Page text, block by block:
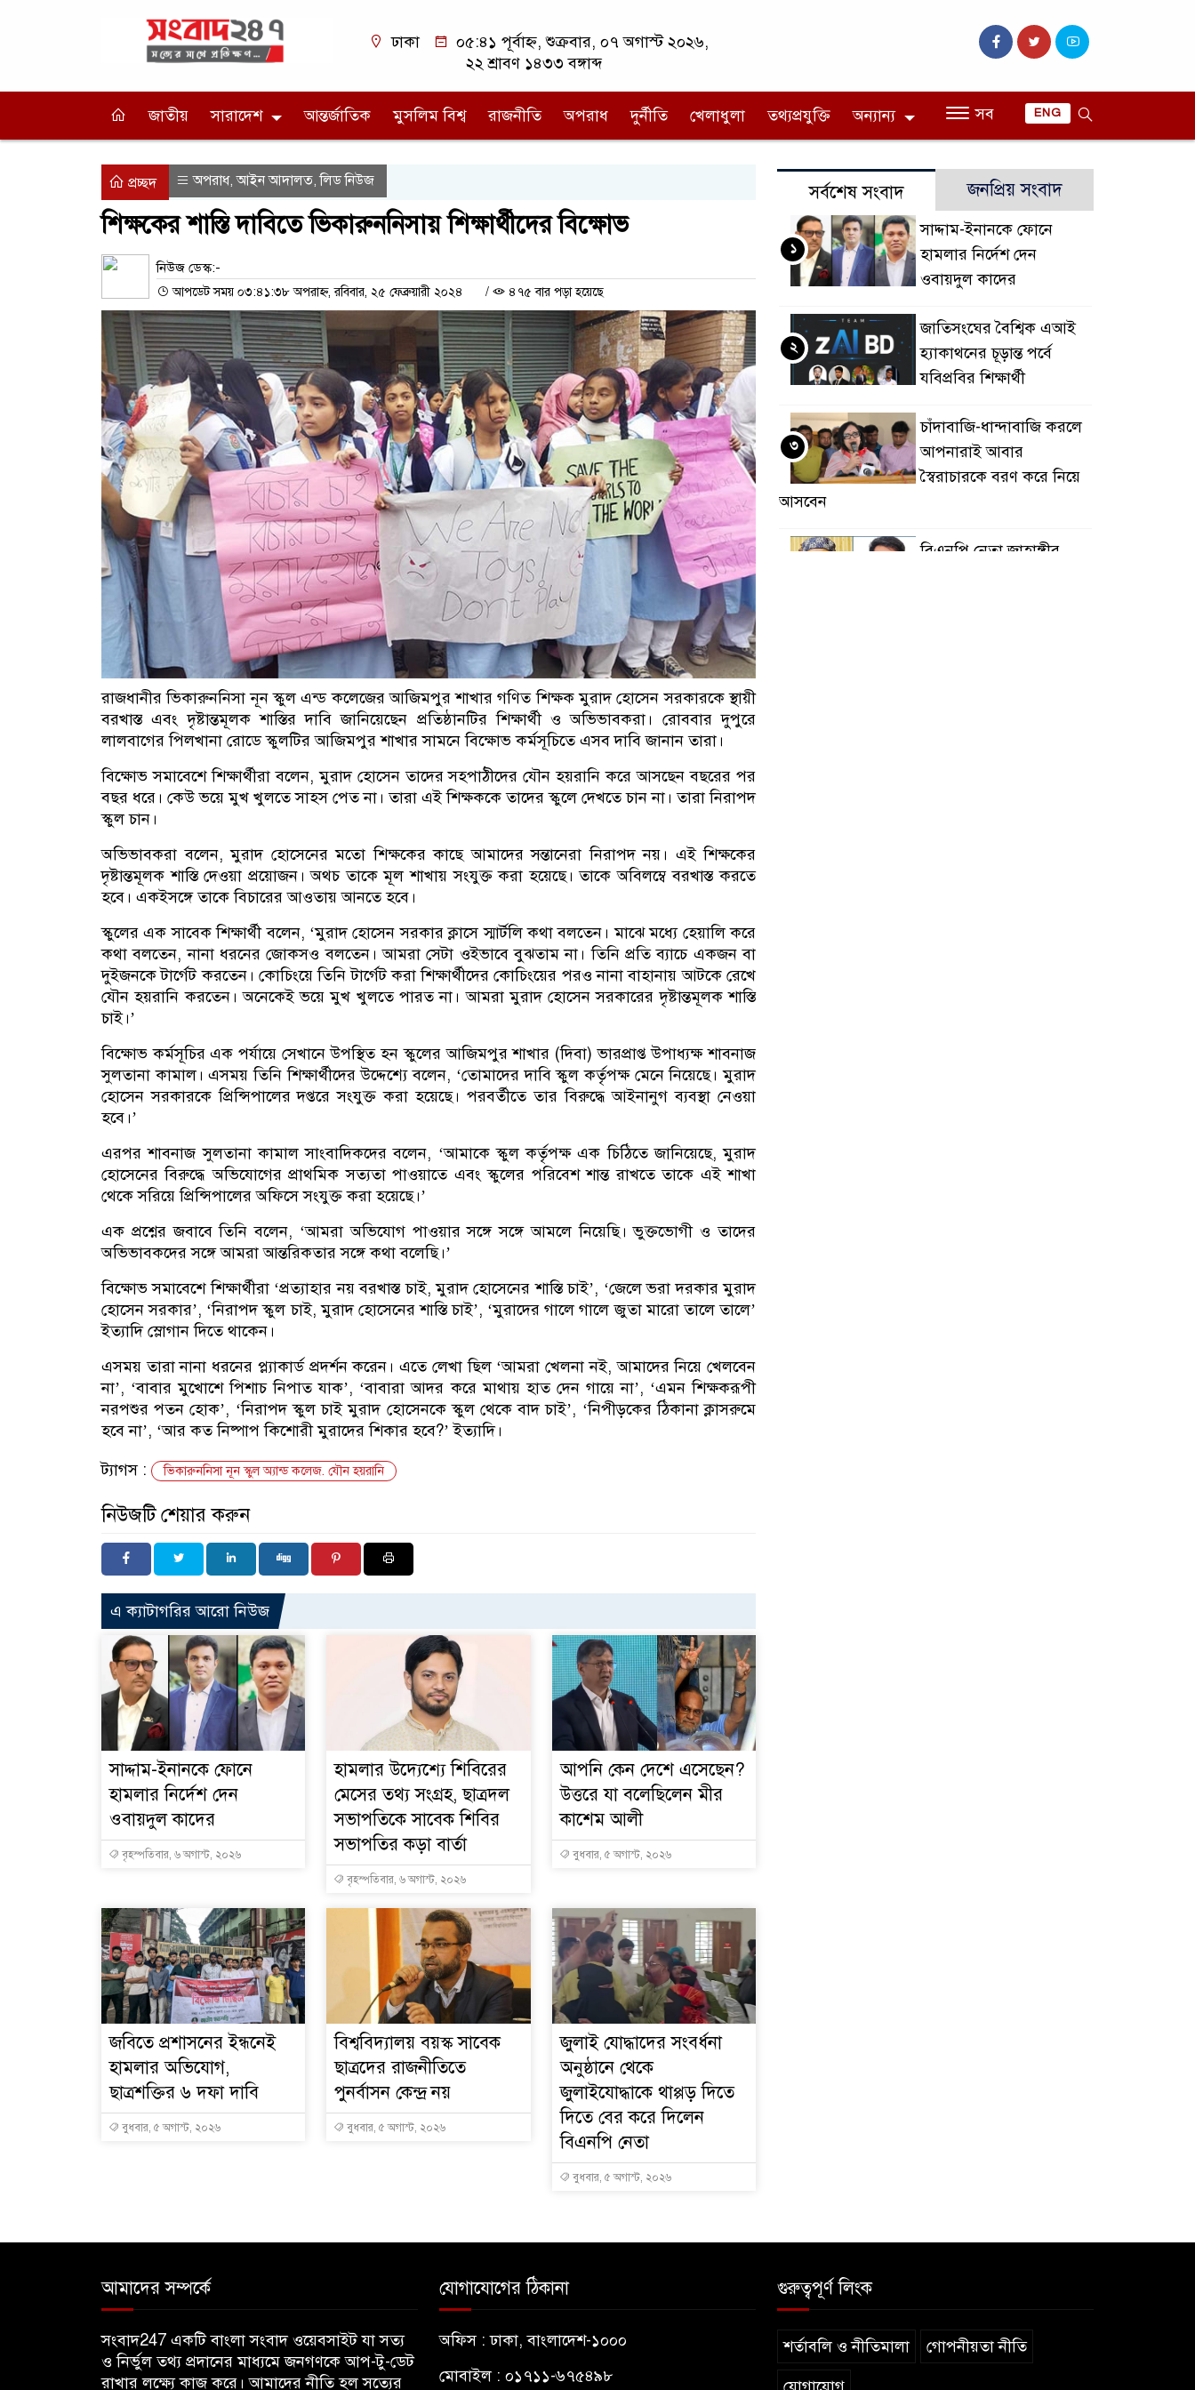
ঢাকা
০৫:৪১ পূর্বাহ্ন, শুক্রবার, ০৭ অগাস্ট ২০২৬,
২২ শ্রাবণ ১৪৩৩ বঙ্গাব্দ
জাতীয় সারাদেশ আন্তর্জাতিক মুসলিম বিশ্ব রাজনীতি অপরাধ দুর্নীতি খেলাধুলা তথ্যপ্রযুক্তি অন্যান্য সব ENG
প্রচ্ছদ অপরাধ,আইন আদালত,লিড নিউজ
শিক্ষকের শাস্তি দাবিতে ভিকারুননিসায় শিক্ষার্থীদের বিক্ষোভ
নিউজ ডেস্ক:-
আপডেট সময় ০৩:৪১:৩৮ অপরাহ্ন, রবিবার, ২৫ ফেব্রুয়ারী ২০২৪ / ৪৭৫ বার পড়া হয়েছে
রাজধানীর ভিকারুননিসা নূন স্কুল এন্ড কলেজের আজিমপুর শাখার গণিত শিক্ষক মুরাদ হোসেন সরকারকে স্থায়ী
বরখাস্ত এবং দৃষ্টান্তমূলক শাস্তির দাবি জানিয়েছেন প্রতিষ্ঠানটির শিক্ষার্থী ও অভিভাবকরা। রোববার দুপুরে
লালবাগের পিলখানা রোডে স্কুলটির আজিমপুর শাখার সামনে বিক্ষোভ কর্মসূচিতে এসব দাবি জানান তারা।
বিক্ষোভ সমাবেশে শিক্ষার্থীরা বলেন, মুরাদ হোসেন তাদের সহপাঠীদের যৌন হয়রানি করে আসছেন বছরের পর
বছর ধরে। কেউ ভয়ে মুখ খুলতে সাহস পেত না। তারা এই শিক্ষককে তাদের স্কুলে দেখতে চান না। তারা নিরাপদ
স্কুল চান।
অভিভাবকরা বলেন, মুরাদ হোসেনের মতো শিক্ষকের কাছে আমাদের সন্তানেরা নিরাপদ নয়। এই শিক্ষকের
দৃষ্টান্তমূলক শাস্তি দেওয়া প্রয়োজন। অথচ তাকে মূল শাখায় সংযুক্ত করা হয়েছে। তাকে অবিলম্বে বরখাস্ত করতে
হবে। একইসঙ্গে তাকে বিচারের আওতায় আনতে হবে।
স্কুলের এক সাবেক শিক্ষার্থী বলেন, ‘মুরাদ হোসেন সরকার ক্লাসে স্মার্টলি কথা বলতেন। মাঝে মধ্যে হেয়ালি করে
কথা বলতেন, নানা ধরনের জোকসও বলতেন। আমরা সেটা ওইভাবে বুঝতাম না। তিনি প্রতি ব্যাচে একজন বা
দুইজনকে টার্গেট করতেন। কোচিংয়ে তিনি টার্গেট করা শিক্ষার্থীদের কোচিংয়ের পরও নানা বাহানায় আটকে রেখে
যৌন হয়রানি করতেন। অনেকেই ভয়ে মুখ খুলতে পারত না। আমরা মুরাদ হোসেন সরকারের দৃষ্টান্তমূলক শাস্তি
চাই।’
বিক্ষোভ কর্মসূচির এক পর্যায়ে সেখানে উপস্থিত হন স্কুলের আজিমপুর শাখার (দিবা) ভারপ্রাপ্ত উপাধ্যক্ষ শাবনাজ
সুলতানা কামাল। এসময় তিনি শিক্ষার্থীদের উদ্দেশ্যে বলেন, ‘তোমাদের দাবি স্কুল কর্তৃপক্ষ মেনে নিয়েছে। মুরাদ
হোসেন সরকারকে প্রিন্সিপালের দপ্তরে সংযুক্ত করা হয়েছে। পরবর্তীতে তার বিরুদ্ধে আইনানুগ ব্যবস্থা নেওয়া
হবে।’
এরপর শাবনাজ সুলতানা কামাল সাংবাদিকদের বলেন, ‘আমাকে স্কুল কর্তৃপক্ষ এক চিঠিতে জানিয়েছে, মুরাদ
হোসেনের বিরুদ্ধে অভিযোগের প্রাথমিক সত্যতা পাওয়াতে এবং স্কুলের পরিবেশ শান্ত রাখতে তাকে এই শাখা
থেকে সরিয়ে প্রিন্সিপালের অফিসে সংযুক্ত করা হয়েছে।’
এক প্রশ্নের জবাবে তিনি বলেন, ‌‘আমরা অভিযোগ পাওয়ার সঙ্গে সঙ্গে আমলে নিয়েছি। ভুক্তভোগী ও তাদের
অভিভাবকদের সঙ্গে আমরা আন্তরিকতার সঙ্গে কথা বলেছি।’
বিক্ষোভ সমাবেশে শিক্ষার্থীরা ‘প্রত্যাহার নয় বরখাস্ত চাই, মুরাদ হোসেনের শাস্তি চাই’, ‘জেলে ভরা দরকার মুরাদ
হোসেন সরকার’, ‘নিরাপদ স্কুল চাই, মুরাদ হোসেনের শাস্তি চাই’, ‘মুরাদের গালে গালে জুতা মারো তালে তালে’
ইত্যাদি স্লোগান দিতে থাকেন।
এসময় তারা নানা ধরনের প্ল্যাকার্ড প্রদর্শন করেন। এতে লেখা ছিল ‘আমরা খেলনা নই, আমাদের নিয়ে খেলবেন
না’, ‘বাবার মুখোশে পিশাচ নিপাত যাক’, ‘বাবারা আদর করে মাথায় হাত দেন গায়ে না’, ‘এমন শিক্ষকরূপী
নরপশুর পতন হোক’, ‘নিরাপদ স্কুল চাই মুরাদ হোসেনকে স্কুল থেকে বাদ চাই’, ‘নিপীড়কের ঠিকানা ক্লাসরুমে
হবে না’, ‘আর কত নিষ্পাপ কিশোরী মুরাদের শিকার হবে?’ ইত্যাদি।
ট্যাগস :
ভিকারুননিসা নূন স্কুল অ্যান্ড কলেজ. যৌন হয়রানি
নিউজটি শেয়ার করুন
এ ক্যাটাগরির আরো নিউজ
সাদ্দাম-ইনানকে ফোনে
হামলার নির্দেশ দেন
ওবায়দুল কাদের
বৃহস্পতিবার, ৬ অগাস্ট, ২০২৬
হামলার উদ্যেশ্যে শিবিরের
মেসের তথ্য সংগ্রহ, ছাত্রদল
সভাপতিকে সাবেক শিবির
সভাপতির কড়া বার্তা
বৃহস্পতিবার, ৬ অগাস্ট, ২০২৬
আপনি কেন দেশে এসেছেন?
উত্তরে যা বলেছিলেন মীর
কাশেম আলী
বুধবার, ৫ অগাস্ট, ২০২৬
জবিতে প্রশাসনের ইন্ধনেই
হামলার অভিযোগ,
ছাত্রশক্তির ৬ দফা দাবি
বুধবার, ৫ অগাস্ট, ২০২৬
বিশ্ববিদ্যালয় বয়স্ক সাবেক
ছাত্রদের রাজনীতিতে
পুনর্বাসন কেন্দ্র নয়
বুধবার, ৫ অগাস্ট, ২০২৬
জুলাই যোদ্ধাদের সংবর্ধনা
অনুষ্ঠানে থেকে
জুলাইযোদ্ধাকে থাপ্পড় দিতে
দিতে বের করে দিলেন
বিএনপি নেতা
বুধবার, ৫ অগাস্ট, ২০২৬
সর্বশেষ সংবাদ জনপ্রিয় সংবাদ
সাদ্দাম-ইনানকে ফোনে
হামলার নির্দেশ দেন
ওবায়দুল কাদের
১
জাতিসংঘের বৈশ্বিক এআই
হ্যাকাথনের চূড়ান্ত পর্বে
যবিপ্রবির শিক্ষার্থী
২
চাঁদাবাজি-ধান্দাবাজি করলে
আপনারাই আবার
স্বৈরাচারকে বরণ করে নিয়ে
আসবেন
৩
বিএনপি নেতা জাহাঙ্গীর
আমাদের সম্পর্কে
সংবাদ247 একটি বাংলা সংবাদ ওয়েবসাইট যা সত্য
ও নির্ভুল তথ্য প্রদানের মাধ্যমে জনগণকে আপ-টু-ডেট
রাখার লক্ষ্যে কাজ করে। আমাদের নীতি হল সত্যের
যোগাযোগের ঠিকানা
অফিস : ঢাকা, বাংলাদেশ-১০০০
মোবাইল : ০১৭১১-৬৭৫৪৯৮
গুরুত্বপূর্ণ লিংক
শর্তাবলি ও নীতিমালা গোপনীয়তা নীতি